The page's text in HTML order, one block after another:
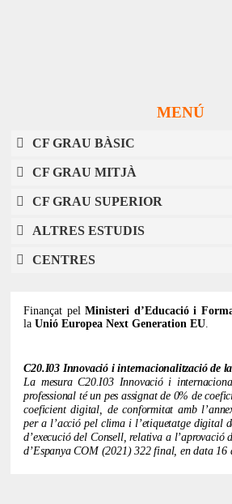
MENÚ
CF GRAU BÀSIC
CF GRAU MITJÀ
CF GRAU SUPERIOR
ALTRES ESTUDIS
CENTRES
Finançat pelMinisteri d’Educació i
laUnió Europea Next Generation EU.
C20.I03 Innovació i internacionalització de
La mesura C20.I03 Innovació i
professional té un pes assignat de 0% de
coeficient digital, de conformitat amb
per a l’acció pel clima i l’etiquetatge digital
d’execució del Consell, relativa a l’aprovació
d’Espanya COM (2021) 322 final, en data 16